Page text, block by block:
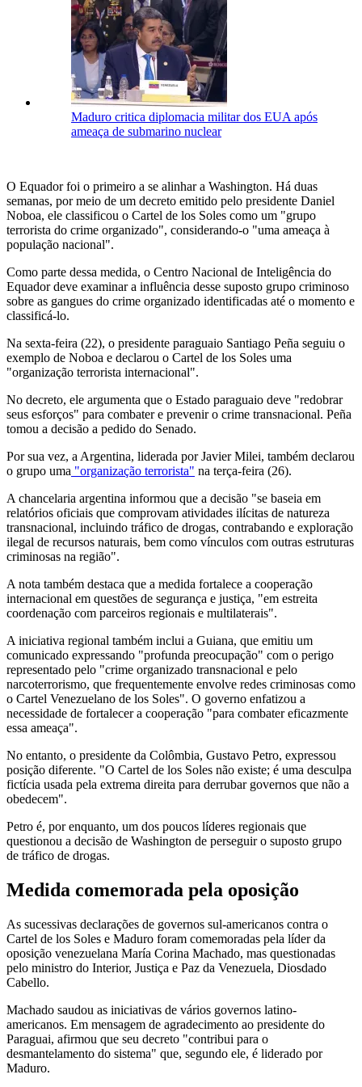
Maduro critica diplomacia militar dos EUA após
ameaça de submarino nuclear
O Equador foi o primeiro a se alinhar a Washington. Há duas
semanas, por meio de um decreto emitido pelo presidente Daniel
Noboa, ele classificou o Cartel de los Soles como um "grupo
terrorista do crime organizado", considerando-o "uma ameaça à
população nacional".
Como parte dessa medida, o Centro Nacional de Inteligência do
Equador deve examinar a influência desse suposto grupo criminoso
sobre as gangues do crime organizado identificadas até o momento e
classificá-lo.
Na sexta-feira (22), o presidente paraguaio Santiago Peña seguiu o
exemplo de Noboa e declarou o Cartel de los Soles uma
"organização terrorista internacional".
No decreto, ele argumenta que o Estado paraguaio deve "redobrar
seus esforços" para combater e prevenir o crime transnacional. Peña
tomou a decisão a pedido do Senado.
Por sua vez, a Argentina, liderada por Javier Milei, também declarou
o grupo uma "organização terrorista" na terça-feira (26).
A chancelaria argentina informou que a decisão "se baseia em
relatórios oficiais que comprovam atividades ilícitas de natureza
transnacional, incluindo tráfico de drogas, contrabando e exploração
ilegal de recursos naturais, bem como vínculos com outras estruturas
criminosas na região".
A nota também destaca que a medida fortalece a cooperação
internacional em questões de segurança e justiça, "em estreita
coordenação com parceiros regionais e multilaterais".
A iniciativa regional também inclui a Guiana, que emitiu um
comunicado expressando "profunda preocupação" com o perigo
representado pelo "crime organizado transnacional e pelo
narcoterrorismo, que frequentemente envolve redes criminosas como
o Cartel Venezuelano de los Soles". O governo enfatizou a
necessidade de fortalecer a cooperação "para combater eficazmente
essa ameaça".
No entanto, o presidente da Colômbia, Gustavo Petro, expressou
posição diferente. "O Cartel de los Soles não existe; é uma desculpa
fictícia usada pela extrema direita para derrubar governos que não a
obedecem".
Petro é, por enquanto, um dos poucos líderes regionais que
questionou a decisão de Washington de perseguir o suposto grupo
de tráfico de drogas.
Medida comemorada pela oposição
As sucessivas declarações de governos sul-americanos contra o
Cartel de los Soles e Maduro foram comemoradas pela líder da
oposição venezuelana María Corina Machado, mas questionadas
pelo ministro do Interior, Justiça e Paz da Venezuela, Diosdado
Cabello.
Machado saudou as iniciativas de vários governos latino-
americanos. Em mensagem de agradecimento ao presidente do
Paraguai, afirmou que seu decreto "contribui para o
desmantelamento do sistema" que, segundo ele, é liderado por
Maduro.